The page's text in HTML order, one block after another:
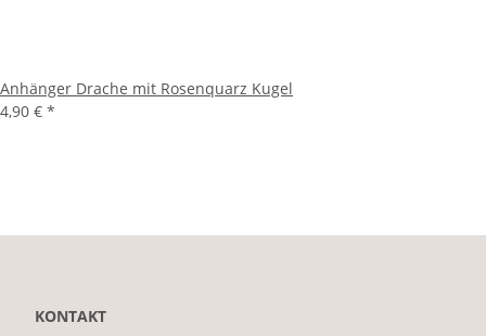
Anhänger Drache mit Rosenquarz Kugel
4,90 € *
KONTAKT